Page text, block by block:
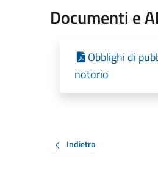
Documenti e
Obblighi di
notorio
Indietro